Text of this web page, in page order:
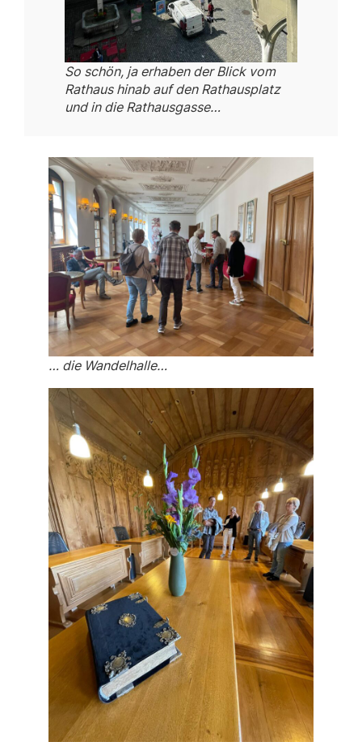
So schön, ja erhaben der Blick vom
Rathaus hinab auf den Rathausplatz
und in die Rathausgasse…
… die Wandelhalle…